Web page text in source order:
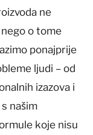
ne
nego o tome
ponajprije
ljudi – od
izazova i
našim
koje nisu